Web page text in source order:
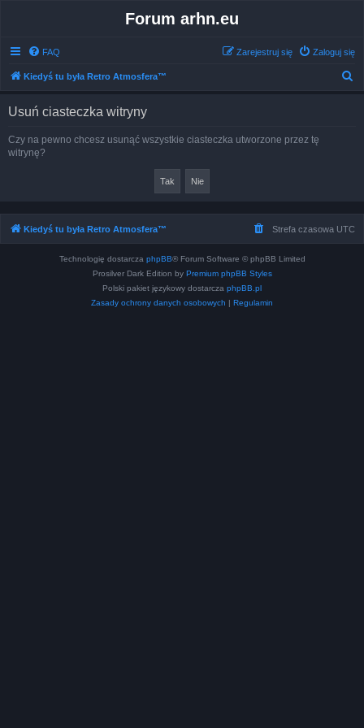
Forum arhn.eu
FAQ Zaloguj się
Zarejestruj się
Kiedyś tu była Retro Atmosfera™
Usuń ciasteczka witryny
Czy na pewno chcesz usunąć wszystkie ciasteczka utworzone przez tę
witrynę?
Kiedyś tu była Retro Atmosfera™ Strefa czasowa UTC
Technologię dostarcza phpBB® Forum Software © phpBB Limited
Prosilver Dark Edition by Premium phpBB Styles
Polski pakiet językowy dostarcza phpBB.pl
Zasady ochrony danych osobowych | Regulamin